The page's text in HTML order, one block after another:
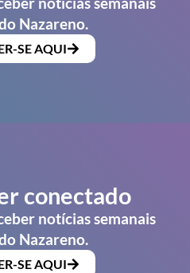
Nazareno.
SE AQUI
conectado
notícias semanais
Nazareno.
SE AQUI